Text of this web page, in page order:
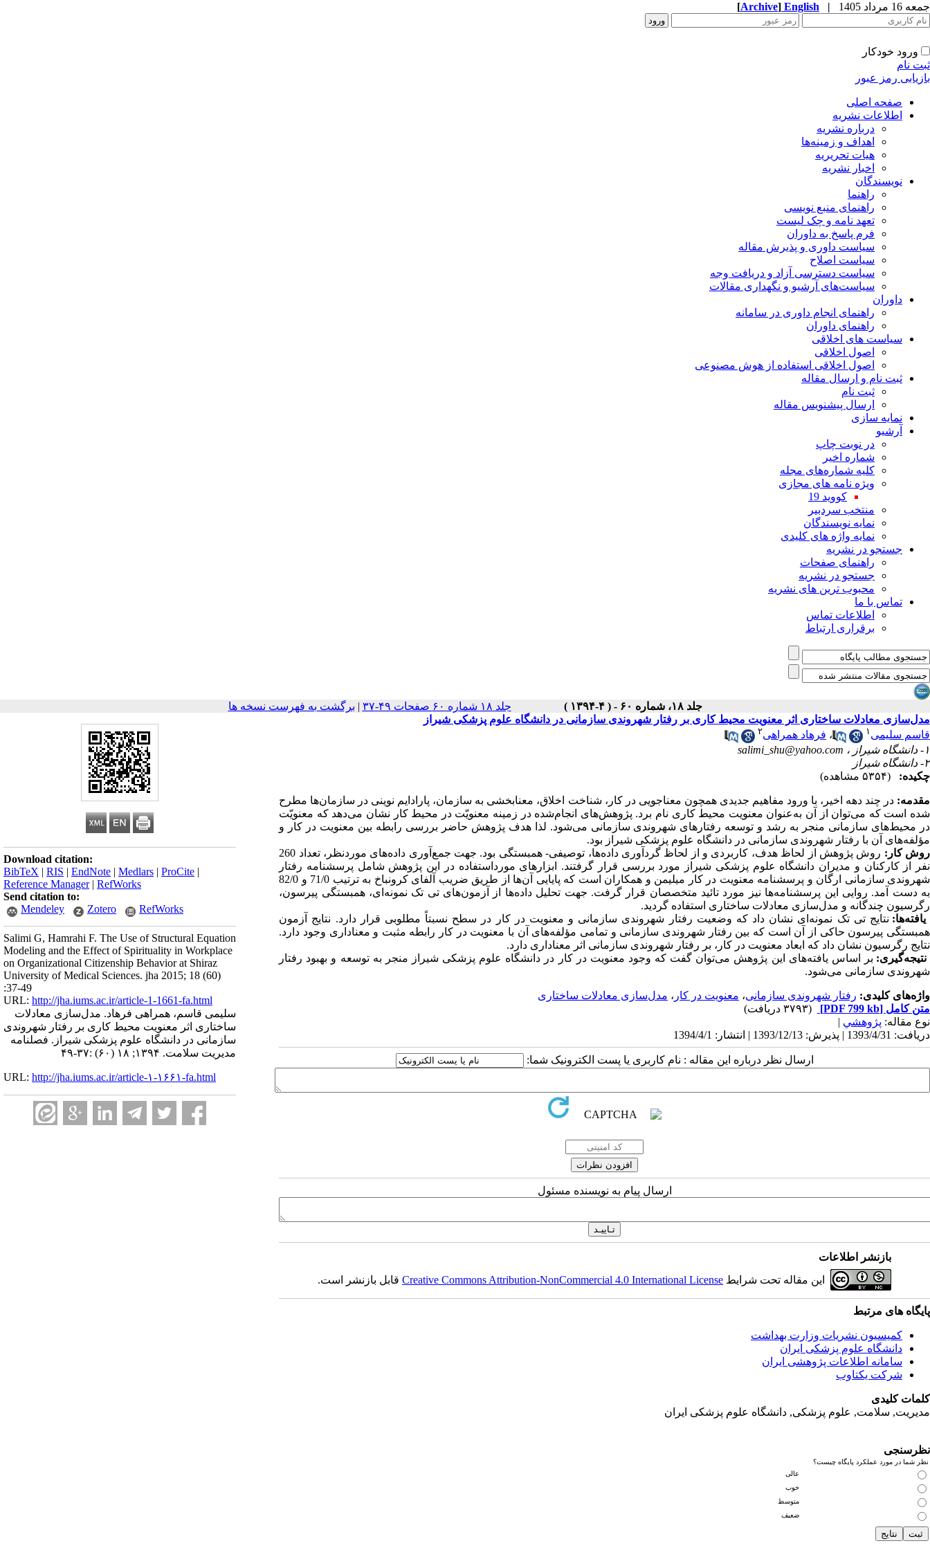
جمعه 16 مرداد 1405 |
English
[Archive]
ورود خودکار
ثبت نام
بازیابی رمز عبور
صفحه اصلی
اطلاعات نشریه
درباره نشریه
اهداف و زمینه‌ها
هیات تحریریه
اخبار نشریه
نویسندگان
راهنما
راهنمای منبع نویسی
تعهد نامه و چک لیست
فرم پاسخ به داوران
سیاست داوری و پذیرش مقاله
سیاست اصلاح
سیاست دسترسی آزاد و دریافت وجه
سیاست‌های آرشیو و نگهداری مقالات
داوران
راهنمای انجام داوری در سامانه
راهنمای داوران
سیاست های اخلاقی
اصول اخلاقی
اصول اخلاقی استفاده از هوش مصنوعی
ثبت نام و ارسال مقاله
ثبت نام
ارسال پیشنویس مقاله
نمایه سازی
آرشیو
در نوبت چاپ
شماره اخیر
کلیه شماره‌های مجله
ویژه نامه های مجازی
کووید 19
منتخب سردبیر
نمایه نویسندگان
نمایه واژه های کلیدی
جستجو در نشریه
راهنمای صفحات
جستجو در نشریه
محبوب ترین های نشریه
تماس با ما
اطلاعات تماس
برقراری ارتباط
جلد ۱۸، شماره ۶۰ - ( ۴-۱۳۹۴ ) جلد ۱۸ شماره ۶۰ صفحات ۴۹-۳۷ | برگشت به فهرست نسخه ها
Download citation:
BibTeX | RIS | EndNote | Medlars | ProCite |
Reference Manager| RefWorks
Send citation to:
Mendeley
Zotero RefWorks
Salimi G, Hamrahi F. The Use of Structural Equation
Modeling and the Effect of Spirituality in Workplace
on Organizational Citizenship Behavior at Shiraz
University of Medical Sciences. jha 2015; 18 (60)
:37-49
URL: http://jha.iums.ac.ir/article-1-1661-fa.html
سلیمی قاسم، همراهی فرهاد. مدل‌سازی معادلات
ساختاری اثر معنویت محیط کاری بر رفتار شهروندی
سازمانی در دانشگاه علوم پزشکی شیراز. فصلنامه
مدیریت سلامت. ۱۳۹۴; ۱۸ (۶۰) :۳۷-۴۹
URL: http://jha.iums.ac.ir/article-۱-۱۶۶۱-fa.html
مدل‌سازی معادلات ساختاری اثر معنویت محیط کاری بر رفتار شهروندی سازمانی در دانشگاه علوم پزشکی شیراز
قاسم سلیمی ۱ ، فرهاد همراهی۲
۱- دانشگاه شیراز ،
salimi_shu@yahoo.com
۲- دانشگاه شیراز
چکیده:
(۵۳۵۴ مشاهده)
مقدمه:در چند دهه اخیر، با ورود مفاهیم جدیدی همچون معناجویی در کار، شناخت اخلاق، معنا‌بخشی به سازمان، پارادایم نوینی در سازمان‌ها مطرح
شده است که می‌توان از آن به‌عنوان معنویت محیط کاری نام برد. پژوهش‌های انجام‌شده در زمینه معنویّت در محیط کار نشان می‌دهد که معنویّت
در محیط‌های سازمانی منجر به رشد و توسعه رفتارهای شهروندی سازمانی می‌شود. لذا هدف پژوهش حاضر بررسی رابطه بین معنویت در کار و
مؤلفه‌های آن با رفتار شهروندی سازمانی در دانشگاه علوم پزشکی شیراز بود.
روش کار:
روش پژوهش از لحاظ هدف، کاربردی و از لحاظ گردآوری داده‌ها، توصیفی- همبستگی بود. جهت جمع‌آوری داده‌های موردنظر، تعداد 260
نفر از کارکنان و مدیران دانشگاه علوم پزشکی شیراز مورد بررسی قرار گرفتند. ابزارهای مورداستفاده در این پژوهش شامل پرسشنامه رفتار
شهروندی سازمانی ارگان و پرسشنامه معنویت در کار میلیمن و همکاران است که پایایی آن‌ها از طریق ضریب آلفای کرونباخ به ترتیب 71/0 و 82/0
به دست آمد. روایی این پرسشنامه‌ها نیز مورد تائید متخصصان قرار گرفت. جهت تحلیل داده‌ها از آزمون‌های تی تک نمونه‌ای، همبستگی پیرسون،
رگرسیون چندگانه و مدل‌سازی معادلات ساختاری استفاده گردید.
یافته‌ها: نتایج تی تک نمونه‌ای نشان داد که وضعیت رفتار شهروندی سازمانی و معنویت در کار در سطح نسبتاً مطلوبی قرار دارد. نتایج آزمون
همبستگی پیرسون حاکی از آن است که بین رفتار شهروندی سازمانی و تمامی مؤلفه‌های آن با معنویت در کار رابطه مثبت و معناداری وجود دارد.
نتایج رگرسیون نشان داد که ابعاد معنویت در کار، بر رفتار شهروندی سازمانی اثر معناداری دارد.
نتیجه‌گیری: بر اساس یافته‌های این پژوهش می‌توان گفت که وجود معنویت در کار در دانشگاه علوم پزشکی شیراز منجر به توسعه و بهبود رفتار
شهروندی سازمانی می‌شود.
واژه‌های کلیدی: رفتار شهروندی سازمانی، معنویت در کار ، مدل‌سازی معادلات ساختاری
متن کامل [PDF 799 kb]
(۳۷۹۳ دریافت)
نوع مقاله: پژوهشي |
دریافت: 1393/4/31 | پذیرش: 1393/12/13 | انتشار: 1394/4/1
ارسال نظر درباره این مقاله : نام کاربری یا پست الکترونیک شما:
ارسال پیام به نویسنده مسئول
بازنشر اطلاعات
این مقاله تحت شرایط Creative Commons Attribution-NonCommercial 4.0 International Licenseقابل بازنشر است.
پایگاه های مرتبط
کمیسیون نشریات وزارت بهداشت
دانشگاه علوم پزشکی ایران
سامانه اطلاعات پژوهشی ایران
شرکت یکتاوب
کلمات کلیدی
مدیریت, سلامت, علوم پزشکی, دانشگاه علوم پزشکی ایران
نظرسنجی
نظر شما در مورد عملکرد پایگاه چیست؟
عالی
خوب
متوسط
ضعیف